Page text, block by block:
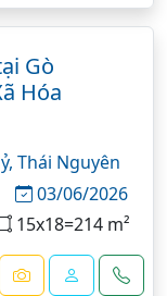
Gò
Hóa
Thái Nguyên
03/06/2026
15x18=214 m²